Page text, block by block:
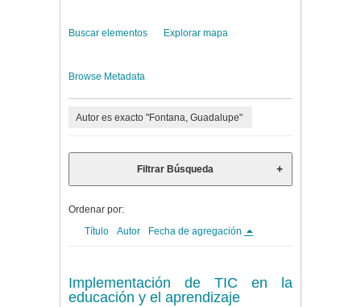
Buscar elementos Explorar mapa
Browse Metadata
Autor es exacto "Fontana, Guadalupe"
Filtrar Búsqueda
Ordenar por:
Título
Autor Fecha de agregación
Implementación de TIC en la
educación y el aprendizaje